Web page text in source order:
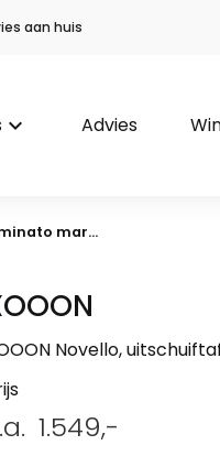
aan huis
keyboard_arrow_down Advies
mar...
Novello,
1.549,-